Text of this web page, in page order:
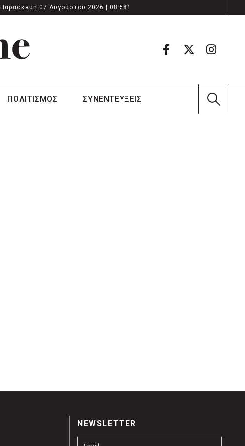
Παρασκευή 07 Αυγούστου 2026 | 08:581
ΠΟΛΙΤΙΣΜΟΣ ΣΥΝΕΝΤΕΥΞΕΙΣ
NEWSLETTER